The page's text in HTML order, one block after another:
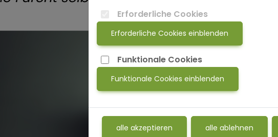
Erforderliche Cookies
Erforderliche Cookies einblenden
Funktionale Cookies
Funktionale Cookies einblenden
alle akzeptieren alle ablehnen